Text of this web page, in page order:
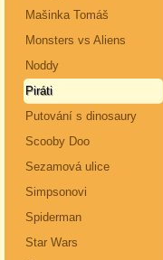
Mašinka Tomáš
Monsters vs Aliens
Noddy
Piráti
Putování s dinosaury
Scooby Doo
Sezamová ulice
Simpsonovi
Spiderman
Star Wars